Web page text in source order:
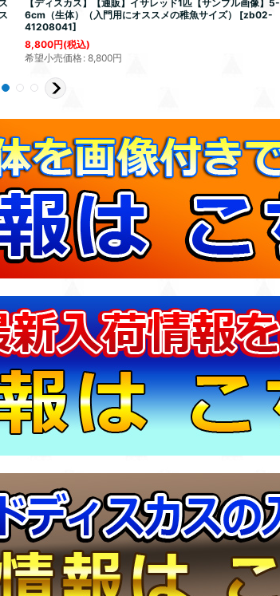
【ディスカス】【通販】イサレッド1匹【サンプル画像】5-
6cm（生体）（入門用にオススメの稚魚サイズ）
[zb02-
41208041]
8,800円(税込)
希望小売価格: 8,800円